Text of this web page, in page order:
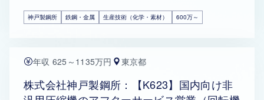
神戸製鋼所 鉄鋼・金属 生産技術（化学・素材） 600万～
年収 625～1135万円 東京都
株式会社神戸製鋼所：【K623】国内向け非